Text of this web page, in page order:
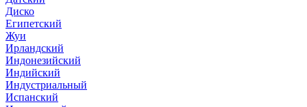
Диско
Египетский
Жуи
Ирландский
Индонезийский
Индийский
Индустриальный
Испанский